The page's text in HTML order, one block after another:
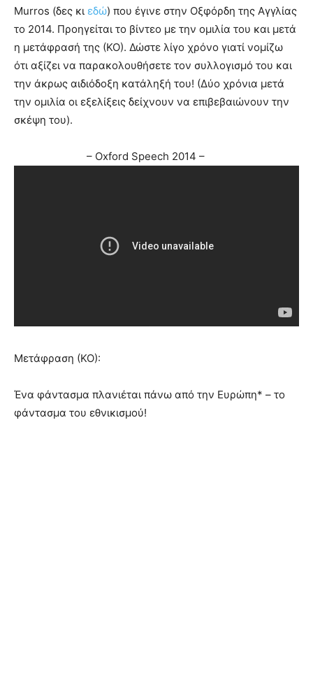
Murros (δες κι εδώ) που έγινε στην Οξφόρδη της Αγγλίας
το 2014. Προηγείται το βίντεο με την ομιλία του και μετά
η μετάφρασή της (ΚΟ). Δώστε λίγο χρόνο γιατί νομίζω
ότι αξίζει να παρακολουθήσετε τον συλλογισμό του και
την άκρως αιδιόδοξη κατάληξή του! (Δύο χρόνια μετά
την ομιλία οι εξελίξεις δείχνουν να επιβεβαιώνουν την
σκέψη του).
– Oxford Speech 2014 –
Μετάφραση (ΚΟ):
Ένα φάντασμα πλανιέται πάνω από την Ευρώπη* – το
φάντασμα του εθνικισμού!